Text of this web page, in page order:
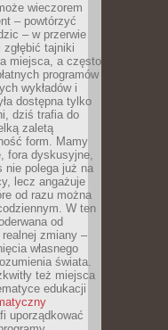
wieczorem
– powtórzyć
– w przerwie
tajniki
miejsca, a często
programów
wykładów i
dostępna tylko
dziś trafia do
zaletą
form. Mamy
fora dyskusyjne,
nie polega już na
lecz angażuje
od razu można
W ten
od
zmiany –
własnego
świata.
też miejsca
edukacji
uporządkować